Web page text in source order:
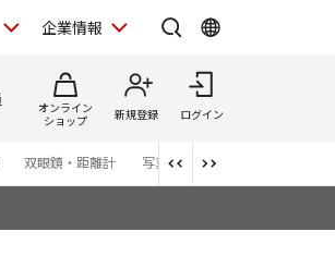
企業情報
オンライン
ショップ
新規登録 ログイン
双眼鏡・距離計 写真集 アプリ・ソフトウエ